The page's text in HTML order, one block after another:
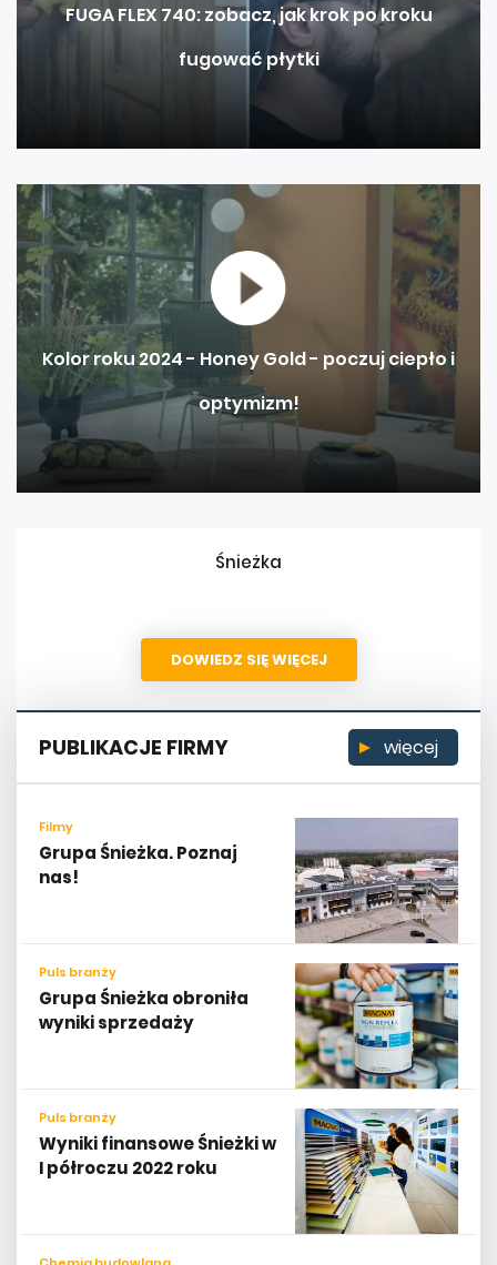
FUGA FLEX 740: zobacz, jak krok po kroku
fugować płytki
Kolor roku 2024 - Honey Gold - poczuj ciepło i
optymizm!
Śnieżka
DOWIEDZ SIĘ WIĘCEJ
PUBLIKACJE FIRMY więcej
Filmy
Grupa Śnieżka. Poznaj
nas!
Puls branży
Grupa Śnieżka obroniła
wyniki sprzedaży
Puls branży
Wyniki finansowe Śnieżki w
I półroczu 2022 roku